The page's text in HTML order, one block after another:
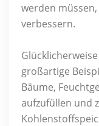
werden
verbessern.
großartige
Bäume,
aufzufüllen und